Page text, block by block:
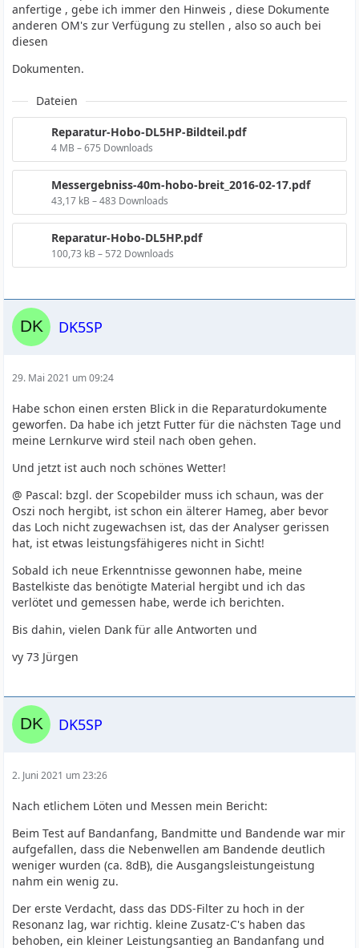
anfertige , gebe ich immer den Hinweis , diese Dokumente
anderen OM's zur Verfügung zu stellen , also so auch bei
diesen
Dokumenten.
Dateien
Reparatur-Hobo-DL5HP-Bildteil.pdf
4 MB – 675 Downloads
Messergebniss-40m-hobo-breit_2016-02-17.pdf
43,17 kB – 483 Downloads
Reparatur-Hobo-DL5HP.pdf
100,73 kB – 572 Downloads
DK5SP
29. Mai 2021 um 09:24
Habe schon einen ersten Blick in die Reparaturdokumente
geworfen. Da habe ich jetzt Futter für die nächsten Tage und
meine Lernkurve wird steil nach oben gehen.
Und jetzt ist auch noch schönes Wetter!
@ Pascal: bzgl. der Scopebilder muss ich schaun, was der
Oszi noch hergibt, ist schon ein älterer Hameg, aber bevor
das Loch nicht zugewachsen ist, das der Analyser gerissen
hat, ist etwas leistungsfähigeres nicht in Sicht!
Sobald ich neue Erkenntnisse gewonnen habe, meine
Bastelkiste das benötigte Material hergibt und ich das
verlötet und gemessen habe, werde ich berichten.
Bis dahin, vielen Dank für alle Antworten und
vy 73 Jürgen
DK5SP
2. Juni 2021 um 23:26
Nach etlichem Löten und Messen mein Bericht:
Beim Test auf Bandanfang, Bandmitte und Bandende war mir
aufgefallen, dass die Nebenwellen am Bandende deutlich
weniger wurden (ca. 8dB), die Ausgangsleistungeistung
nahm ein wenig zu.
Der erste Verdacht, dass das DDS-Filter zu hoch in der
Resonanz lag, war richtig. kleine Zusatz-C's haben das
behoben, ein kleiner Leistungsantieg an Bandanfang und